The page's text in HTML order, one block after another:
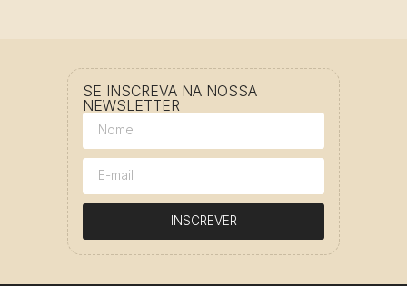
SE INSCREVA NA NOSSA
NEWSLETTER
INSCREVER